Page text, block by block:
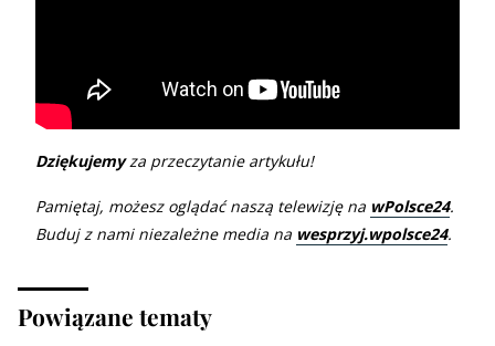
Dziękujemyza przeczytanie artykułu!
Pamiętaj, możesz oglądać naszą telewizję na wPolsce24.
Buduj z nami niezależne media na wesprzyj.wpolsce24.
Powiązane tematy